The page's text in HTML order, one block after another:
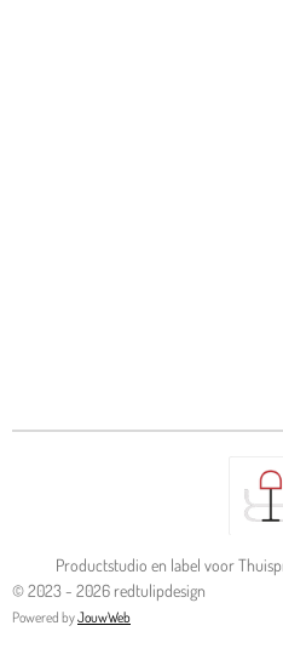
Productstudio en label voor
© 2023 - 2026 redtulipdesign
Powered byJouwWeb